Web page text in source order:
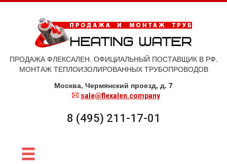
ПРОДАЖА ФЛЕКСАЛЕН. ОФИЦИАЛЬНЫЙ ПОСТАВЩИК В РФ.
МОНТАЖ ТЕПЛОИЗОЛИРОВАННЫХ ТРУБОПРОВОДОВ
Москва, Чермянский проезд, д. 7
sale@flexalen.company
8 (495) 211-17-01